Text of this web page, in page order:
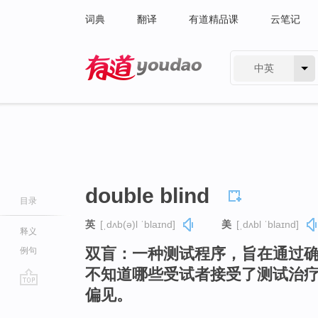
词典 翻译 有道精品课 云笔记
中英
目录
释义
例句
double blind
英 [ˌdʌb(ə)l ˈblaɪnd] 美 [ˌdʌbl ˈblaɪnd]
双盲：一种测试程序，旨在通过
不知道哪些受试者接受了测试治
偏见。